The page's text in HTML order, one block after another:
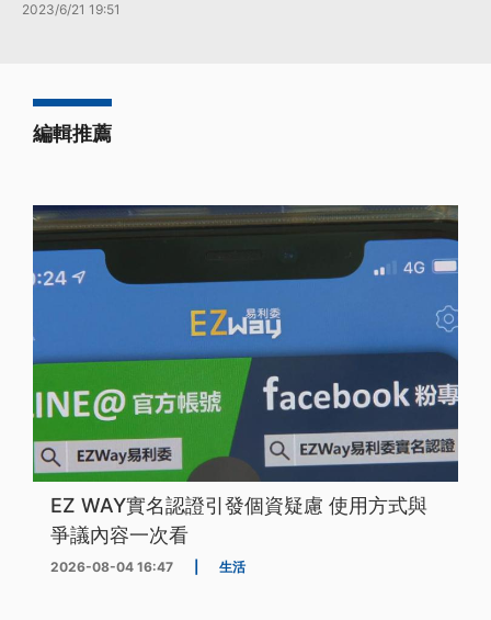
2023/6/21 19:51
編輯推薦
EZ WAY實名認證引發個資疑慮 使用方式與
爭議內容一次看
2026-08-04 16:47 生活